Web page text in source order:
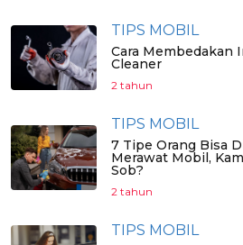
TIPS MOBIL
Cara Membedakan
Cleaner
2 tahun
TIPS MOBIL
7 Tipe Orang Bisa
Merawat Mobil,
Sob?
2 tahun
TIPS MOBIL